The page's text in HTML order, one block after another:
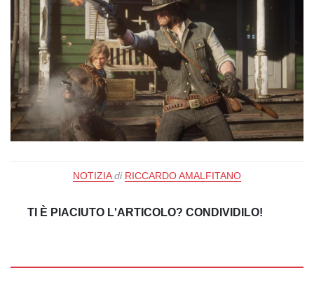
NOTIZIA di RICCARDO AMALFITANO
TI È PIACIUTO L'ARTICOLO? CONDIVIDILO!